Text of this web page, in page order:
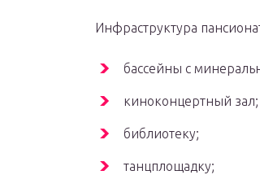
Инфраструктура
бассейны с
киноконцертный зал;
библиотеку;
танцплощадку;